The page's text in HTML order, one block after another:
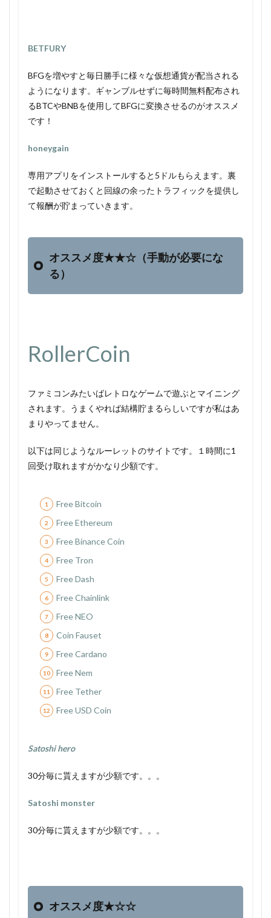
BETFURY
BFGを増やすと毎日勝手に様々な仮想通貨が配当される
ようになります。ギャンブルせずに毎時間無料配布され
るBTCやBNBを使用してBFGに変換させるのがオススメ
です！
honeygain
専用アプリをインストールすると5ドルもらえます。裏
で起動させておくと回線の余ったトラフィックを提供し
て報酬が貯まっていきます。
オススメ度★★☆（手動が必要にな
る）
RollerCoin
ファミコンみたいばレトロなゲームで遊ぶとマイニング
されます。うまくやれば結構貯まるらしいですが私はあ
まりやってません。
以下は同じようなルーレットのサイトです。１時間に1
回受け取れますがかなり少額です。
Free Bitcoin
Free Ethereum
Free Binance Coin
Free Tron
Free Dash
Free Chainlink
Free NEO
Coin Fauset
Free Cardano
Free Nem
Free Tether
Free USD Coin
Satoshi hero
30分毎に貰えますが少額です。。。
Satoshi monster
30分毎に貰えますが少額です。。。
オススメ度★☆☆